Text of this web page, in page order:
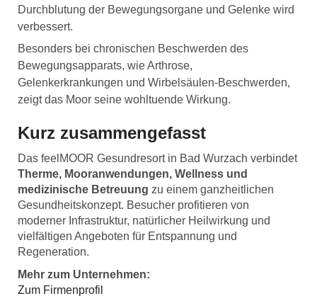
Durchblutung der Bewegungsorgane und Gelenke wird
verbessert.
Besonders bei chronischen Beschwerden des
Bewegungsapparats, wie Arthrose,
Gelenkerkrankungen und Wirbelsäulen-Beschwerden,
zeigt das Moor seine wohltuende Wirkung.
Kurz zusammengefasst
Das feelMOOR Gesundresort in Bad Wurzach verbindet
Therme, Mooranwendungen, Wellness und
medizinische Betreuung zu einem ganzheitlichen
Gesundheitskonzept. Besucher profitieren von
moderner Infrastruktur, natürlicher Heilwirkung und
vielfältigen Angeboten für Entspannung und
Regeneration.
Mehr zum Unternehmen:
Zum Firmenprofil